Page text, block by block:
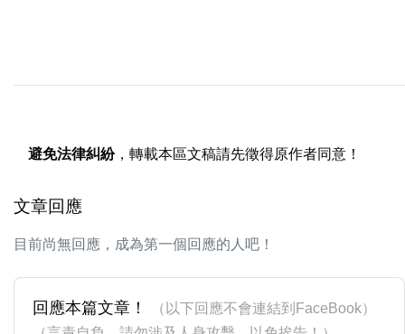
避免法律糾紛，轉載本區文稿請先徵得原作者同意！
文章回應
目前尚無回應，成為第一個回應的人吧！
回應本篇文章！
（以下回應不會連結到FaceBook）